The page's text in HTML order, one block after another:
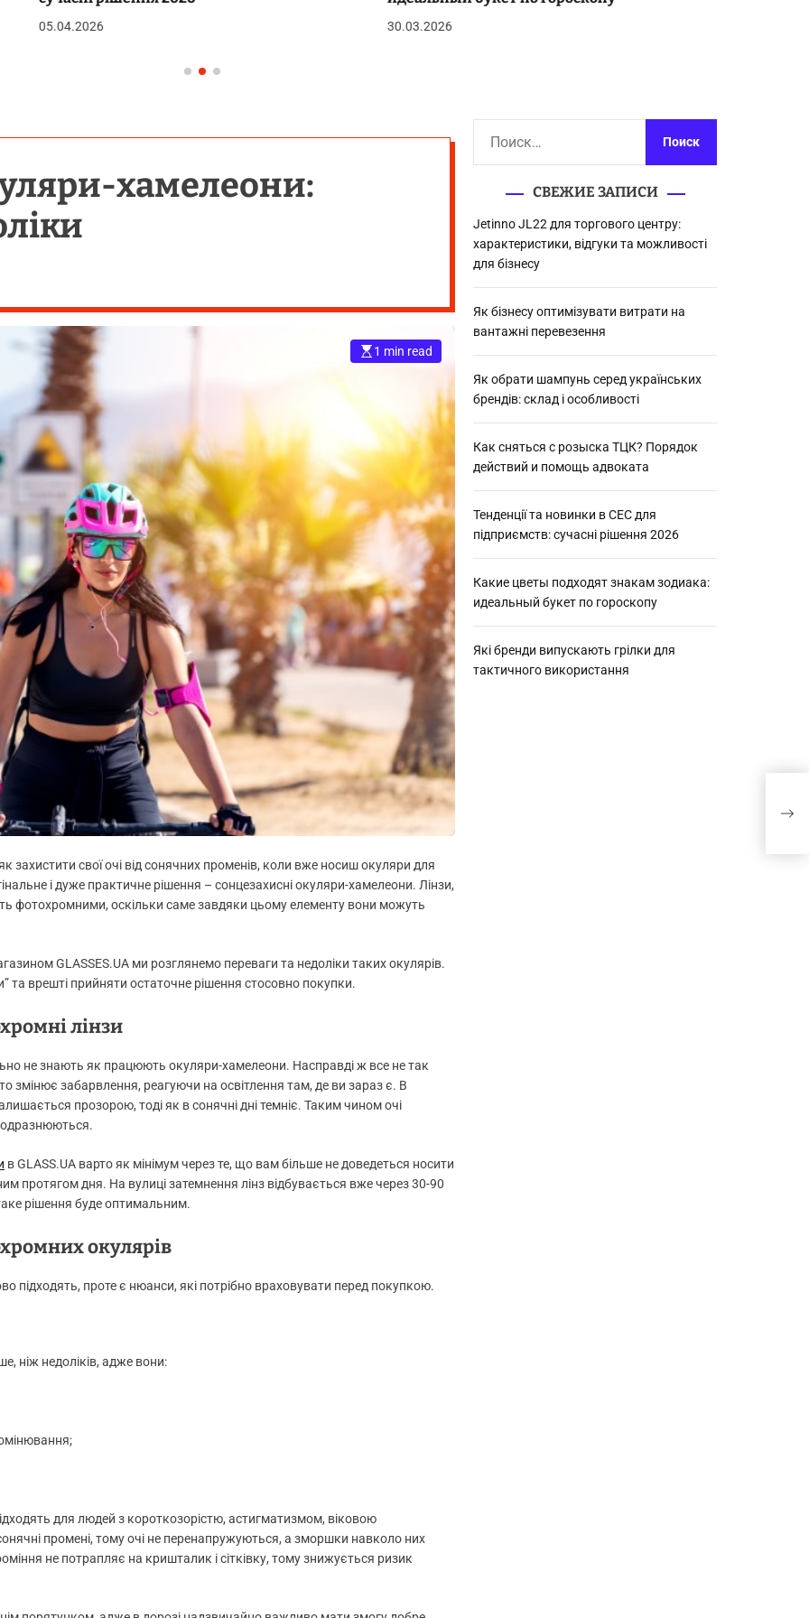
05.04.2026 30.03.2026
хамелеони:
1 min read
свої очі від сонячних променів, коли вже носиш окуляри для
і дуже практичне рішення – сонцезахисні окуляри-хамелеони. Лінзи,
фотохромними, оскільки саме завдяки цьому елементу вони можуть
GLASSES.UA ми розглянемо переваги та недоліки таких окулярів.
та врешті прийняти остаточне рішення стосовно покупки.
лінзи
не знають як працюють окуляри-хамелеони. Насправді ж все не так
змінює забарвлення, реагуючи на освітлення там, де ви зараз є. В
прозорою, тоді як в сонячні дні темніє. Таким чином очі
в GLASS.UA варто як мінімум через те, що вам більше не доведеться носити
протягом дня. На вулиці затемнення лінз відбувається вже через 30-90
рішення буде оптимальним.
окулярів
підходять, проте є нюанси, які потрібно враховувати перед покупкою.
ніж недоліків, адже вони:
для людей з короткозорістю, астигматизмом, віковою
промені, тому очі не перенапружуються, а зморшки навколо них
не потрапляє на кришталик і сітківку, тому знижується ризик
и
:
СВЕЖИЕ ЗАПИСИ
Jetinno JL22 для торгового центру:
характеристики, відгуки та можливості
для бізнесу
Як бізнесу оптимізувати витрати на
вантажні перевезення
Як обрати шампунь серед українських
брендів: склад і особливості
Как сняться с розыска ТЦК? Порядок
действий и помощь адвоката
Тенденції та новинки в СЕС для
підприємств: сучасні рішення 2026
Какие цветы подходят знакам зодиака:
идеальный букет по гороскопу
Які бренди випускають грілки для
тактичного використання
для